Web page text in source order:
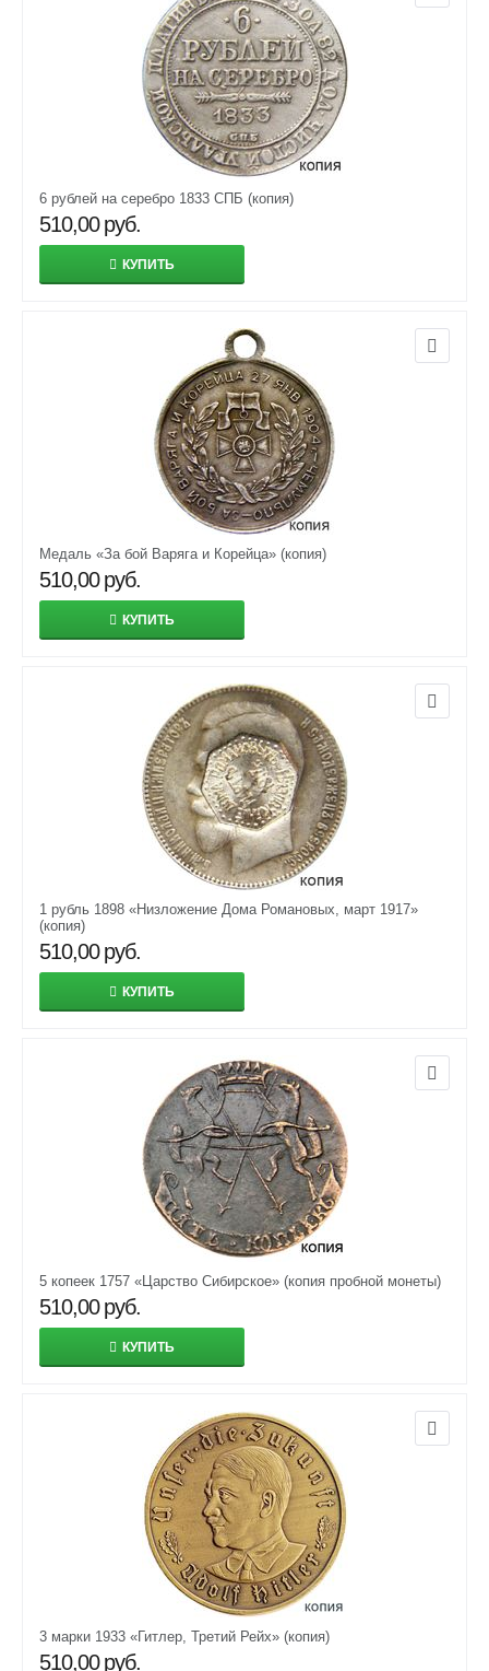
6 рублей на серебро 1833 СПБ (копия)
510,00 руб.
КУПИТЬ
Медаль «За бой Варяга и Корейца» (копия)
510,00 руб.
КУПИТЬ
1 рубль 1898 «Низложение Дома Романовых, март 1917»
(копия)
510,00 руб.
КУПИТЬ
5 копеек 1757 «Царство Сибирское» (копия пробной монеты)
510,00 руб.
КУПИТЬ
3 марки 1933 «Гитлер, Третий Рейх» (копия)
510,00 руб.